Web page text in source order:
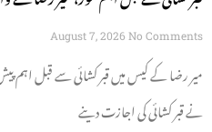
August 7, 2026 No Comments
میر رضا کے کیس میں قبر کشائی سے قبل
نے قبر کشائی کی اجازت دینے